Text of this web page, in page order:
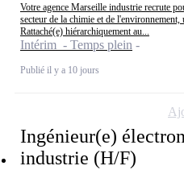
Votre agence Marseille industrie recrute
secteur de la chimie et de
Rattaché(e) hiérarchiquement au...
Intérim - Temps plein
Publié il y a 10 jours
Ingénieur(e)
industrie (H/F)